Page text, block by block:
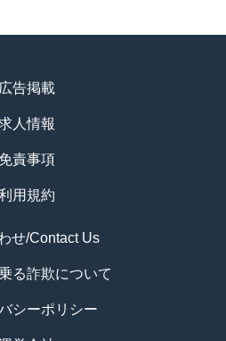
広告掲載
人情報
免責事項
用規約
せ/Contact Us
る詐欺について
シーポリシー